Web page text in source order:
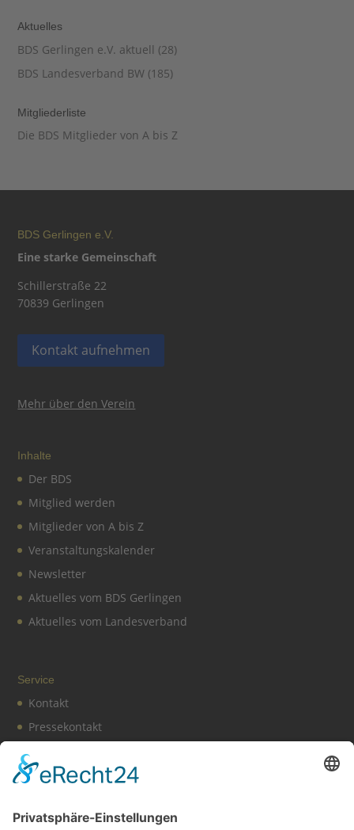
Aktuelles
BDS Gerlingen e.V. aktuell (28)
BDS Landesverband BW (185)
Mitgliederliste
Die BDS Mitglieder von A bis Z
BDS Gerlingen e.V.
Eine starke Gemeinschaft
Schillerstraße 22
70839 Gerlingen
Kontakt aufnehmen
Mehr über den Verein
Inhalte
Der BDS
Mitglied werden
Mitglieder von A bis Z
Veranstaltungskalender
Newsletter
Aktuelles vom BDS Gerlingen
Aktuelles vom Landesverband
Service
Kontakt
Pressekontakt
Impressum
Cookie-Einstellungen